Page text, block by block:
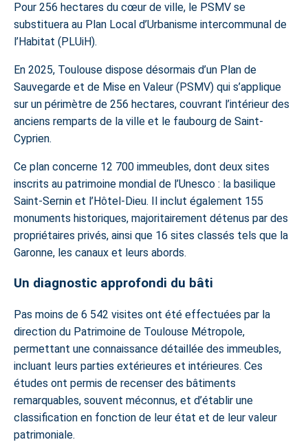
Pour 256 hectares du cœur de ville, le PSMV se
substituera au Plan Local d’Urbanisme intercommunal de
l’Habitat (PLUiH).
En 2025, Toulouse dispose désormais d’un Plan de
Sauvegarde et de Mise en Valeur (PSMV) qui s’applique
sur un périmètre de 256 hectares, couvrant l’intérieur des
anciens remparts de la ville et le faubourg de Saint-
Cyprien.
Ce plan concerne 12 700 immeubles, dont deux sites
inscrits au patrimoine mondial de l’Unesco : la basilique
Saint-Sernin et l’Hôtel-Dieu. Il inclut également 155
monuments historiques, majoritairement détenus par des
propriétaires privés, ainsi que 16 sites classés tels que la
Garonne, les canaux et leurs abords.
Un diagnostic approfondi du bâti
Pas moins de 6 542 visites ont été effectuées par la
direction du Patrimoine de Toulouse Métropole,
permettant une connaissance détaillée des immeubles,
incluant leurs parties extérieures et intérieures. Ces
études ont permis de recenser des bâtiments
remarquables, souvent méconnus, et d’établir une
classification en fonction de leur état et de leur valeur
patrimoniale.